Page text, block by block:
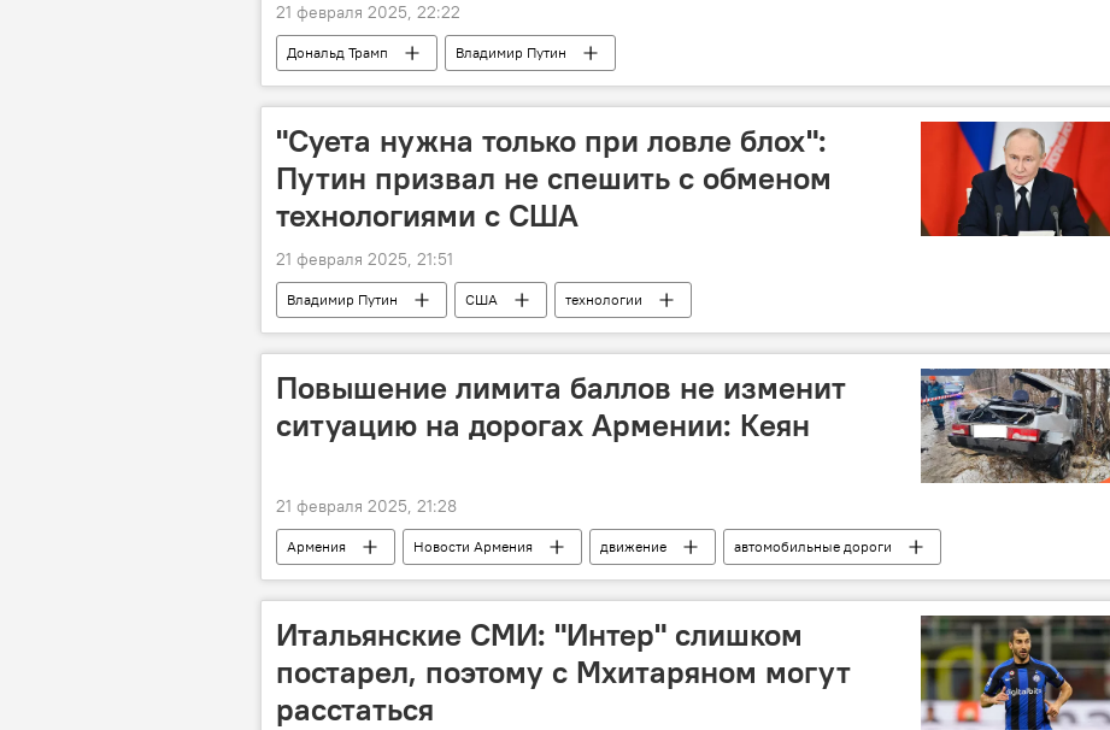
21 февраля 2025, 22:22
Дональд Трамп Владимир Путин
"Суета нужна только при ловле блох":
Путин призвал не спешить с обменом
технологиями с США
21 февраля 2025, 21:51
Владимир Путин США технологии
Повышение лимита баллов не изменит
ситуацию на дорогах Армении: Кеян
21 февраля 2025, 21:28
Армения Новости Армения движение
автомобильные дороги
нарушение ПДД
штрафы
Итальянские СМИ: "Интер" слишком
постарел, поэтому с Мхитаряном могут
расстаться